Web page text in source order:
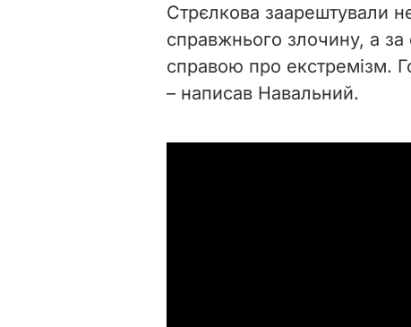
Стрєлкова заарештували
справжнього злочину, а
справою про екстремізм.
– написав Навальний.